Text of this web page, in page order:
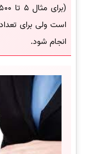
انجام شود.